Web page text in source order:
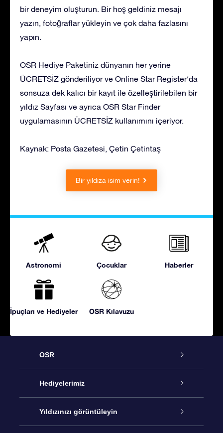
bir deneyim oluşturun. Bir hoş geldiniz mesajı
yazın, fotoğraflar yükleyin ve çok daha fazlasını
yapın.
OSR Hediye Paketiniz dünyanın her yerine
ÜCRETSİZ gönderiliyor ve Online Star Register‘da
sonsuza dek kalıcı bir kayıt ile özelleştirilebilen bir
yıldız Sayfası ve ayrıca OSR Star Finder
uygulamasının ÜCRETSİZ kullanımını içeriyor.
Kaynak: Posta Gazetesi, Çetin Çetintaş
Bir yıldıza isim verin!
Astronomi Çocuklar Haberler
İpuçları ve Hediyeler OSR Kılavuzu
OSR
Hizmet
İletişim
Hediyelerimiz
Çevrimiçi Yıldız Hediyesi
Yıldızınızı görüntüleyin